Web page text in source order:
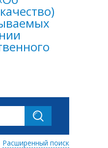
Расширенный поиск